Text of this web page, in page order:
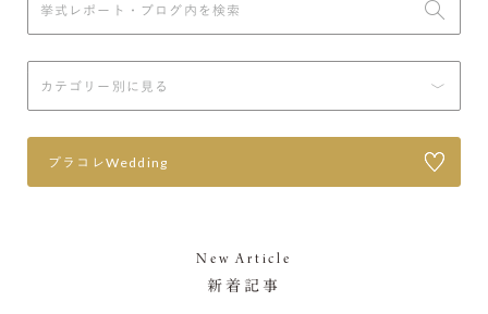
プラコレWedding
New Article
新着記事